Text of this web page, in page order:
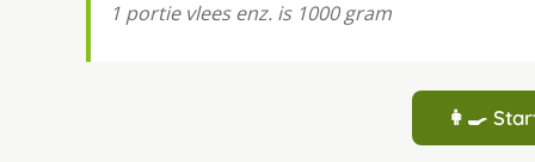
1 portie vlees enz. is 1000 gram
👩‍🍳